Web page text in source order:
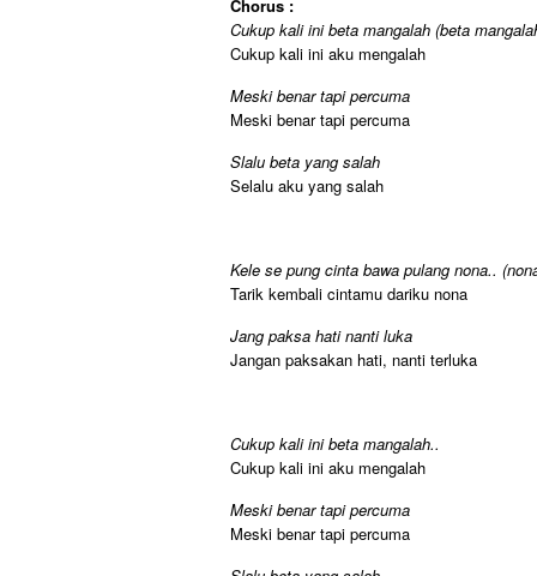
Chorus :
Cukup kali ini beta mangalah (beta
Cukup kali ini aku mengalah
Meski benar tapi percuma
Meski benar tapi percuma
Slalu beta yang salah
Selalu aku yang salah
Kele se pung cinta bawa pulang nona..
Tarik kembali cintamu dariku nona
Jang paksa hati nanti luka
Jangan paksakan hati, nanti terluka
Cukup kali ini beta mangalah..
Cukup kali ini aku mengalah
Meski benar tapi percuma
Meski benar tapi percuma